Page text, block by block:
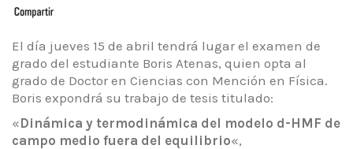
El día jueves 15 de abril tendrá lugar el examen de
grado del estudiante Boris Atenas, quien opta al
grado de Doctor en Ciencias con Mención en Física.
Boris expondrá su trabajo de tesis titulado:
«Dinámica y termodinámica del modelo d-HMF de
campo medio fuera del equilibrio«,